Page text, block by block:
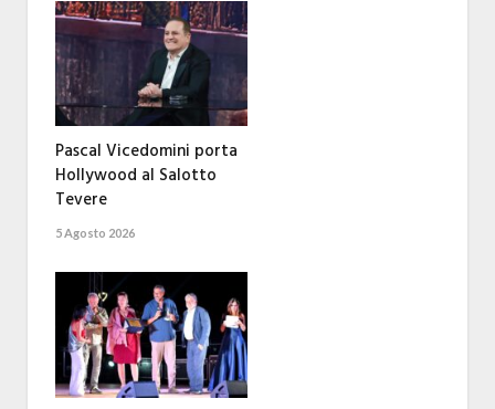
Pascal Vicedomini porta
Hollywood al Salotto
Tevere
5 Agosto 2026